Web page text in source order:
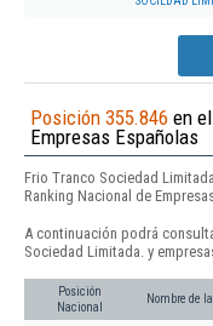
Posición 355.846 en
Empresas Españolas
Frio Tranco Sociedad
Ranking Nacional de
A continuación podrá
Sociedad Limitada. y
Posición
Nacional
Nombre de